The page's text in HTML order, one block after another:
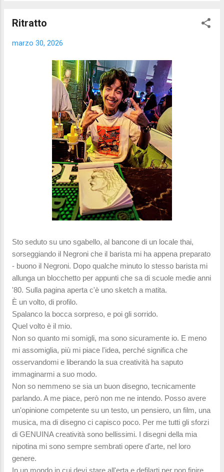
Ritratto
marzo 30, 2026
Sto seduto su uno sgabello, al bancone di un locale thai,
sorseggiando il Negroni che il barista mi ha appena preparato
- buono il Negroni. Dopo qualche minuto lo stesso barista mi
allunga un blocchetto per appunti che sa di scuole medie anni
'80. Sulla pagina aperta c'è uno sketch a matita.
È un volto, di profilo.
Spalanco la bocca sorpreso, e poi gli sorrido.
Quel volto è il mio.
Non so quanto mi somigli, ma sono sicuramente io. E meno
mi assomiglia, più mi piace l'idea, perché significa che
osservandomi e liberando la sua creatività ha saputo
immaginarmi a suo modo.
Non so nemmeno se sia un buon disegno, tecnicamente
parlando. A me piace, però non me ne intendo. Posso avere
un'opinione competente su un testo, un pensiero, un film, una
musica, ma di disegno ci capisco poco. Per me tutti gli sforzi
di GENUINA creatività sono bellissimi. I disegni della mia
nipotina mi sono sempre sembrati opere d'arte, nel loro
genere.
In un mondo in cui devi stare all'erta e defilarti per non finire